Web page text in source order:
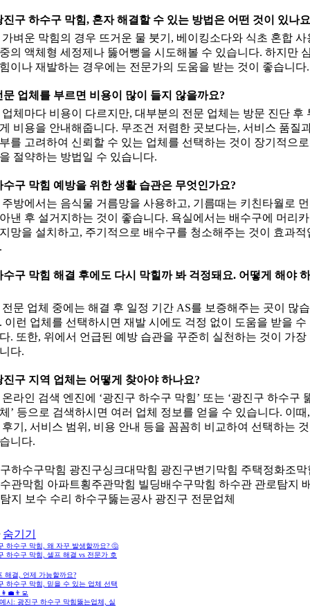
진구 하수구 막힘, 혼자 해결할 수 있는 방법은 어떤 것이 있나
벼운 막힘의 경우 뜨거운 물 붓기, 베이킹소다와 식초 혼합 사
의 액체형 세정제나 뚫어뻥을 시도해볼 수 있습니다. 하지만
이나 재발하는 경우에는 전문가의 도움을 받는 것이 좋습니다.
문 업체를 부르면 비용이 많이 들지 않을까요?
체마다 비용이 다르지만, 대부분의 전문 업체는 방문 진단 후
비용을 안내해줍니다. 무조건 저렴한 곳보다는, 서비스 품질
를 고려하여 신뢰할 수 있는 업체를 선택하는 것이 장기적으
절약하는 방법일 수 있습니다.
수구 막힘 예방을 위한 생활 습관은 무엇인가요?
방에서는 음식물 거름망을 사용하고, 기름때는 키친타월로
낸 후 설거지하는 것이 좋습니다. 욕실에서는 배수구에 머리
망을 설치하고, 주기적으로 배수구를 청소해주는 것이 효과적
수구 막힘 해결 후에도 다시 막힐까 봐 걱정돼요. 어떻게 해야
문 업체 중에는 해결 후 일정 기간 AS를 보증해주는 곳이 많
이런 업체를 선택하시면 재발 시에도 걱정 없이 도움을 받을 수
. 또한, 위에서 언급된 예방 습관을 꾸준히 실천하는 것이 가장
다.
진구 지역 업체는 어떻게 찾아야 하나요?
라인 검색 엔진에 ‘광진구 하수구 막힘’ 또는 ‘광진구 하수구
’ 등으로 검색하시면 여러 업체 정보를 얻을 수 있습니다. 이때
후기, 서비스 범위, 비용 안내 등을 꼼꼼히 비교하여 선택하는
니다.
하수구막힘 광진구싱크대막힘 광진구변기막힘 주택정화조막
관막힘 아파트횡주관막힘 빌딩배수구막힘 하수관 관로탐지
지 보수 수리 하수구뚫는공사 광진구 전문업체
숨기기
하수구 막힘, 왜 자꾸 발생할까요? 🤔
하수구 막힘, 셀프 해결 vs 전문가 호
해결, 언제 가능할까요?
하수구 막힘, 믿을 수 있는 업체 선택
시: 광진구 하수구 막힘뚫는업체, 실